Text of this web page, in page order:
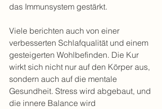
das Immunsystem gestärkt.
Viele berichten auch von einer
verbesserten Schlafqualität und einem
gesteigerten Wohlbefinden. Die Kur
wirkt sich nicht nur auf den Körper aus,
sondern auch auf die mentale
Gesundheit. Stress wird abgebaut, und
die innere Balance wird